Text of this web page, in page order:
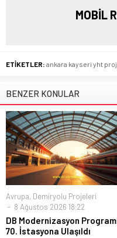
MOBİL
ETİKETLER: ankara kayseri yht
BENZER KONULAR
Avrupa, Demiryolu Projeleri
8 Ağustos 2026 18:22
DB Modernizasyon
70. İstasyona Ulaşıldı